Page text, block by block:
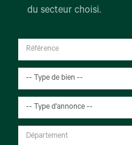
du secteur choisi.
-- Type de bien --
-- Type d'annonce --